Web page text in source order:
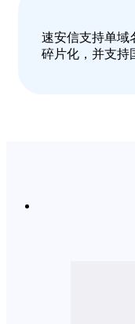
速安信支持单域
碎片化，并支持